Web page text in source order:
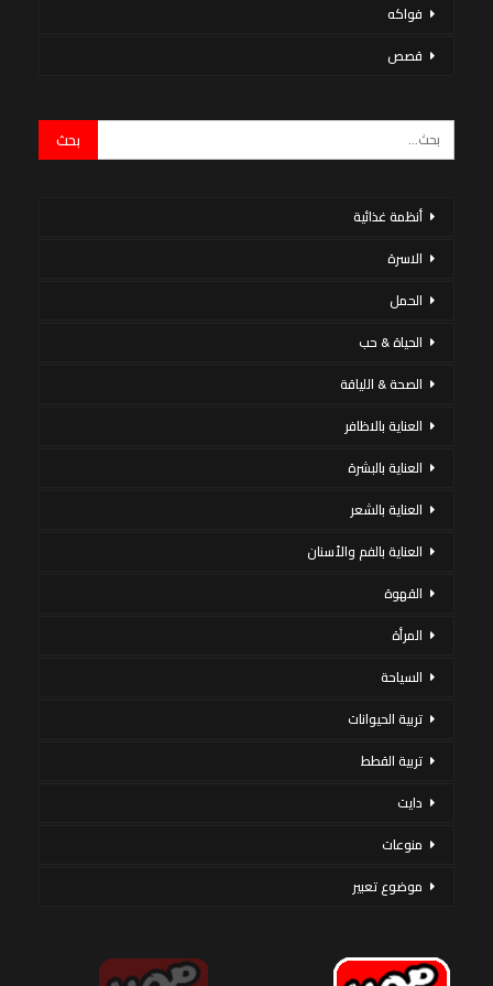
فواكه
قصص
أنظمة غذائية
الاسرة
الحمل
الحياة & حب
الصحة & اللياقة
العناية بالاظافر
العناية بالبشرة
العناية بالشعر
العناية بالفم والأسنان
القهوة
المرأة
السياحة
تربية الحيوانات
تربية القطط
دايت
منوعات
موضوع تعبير